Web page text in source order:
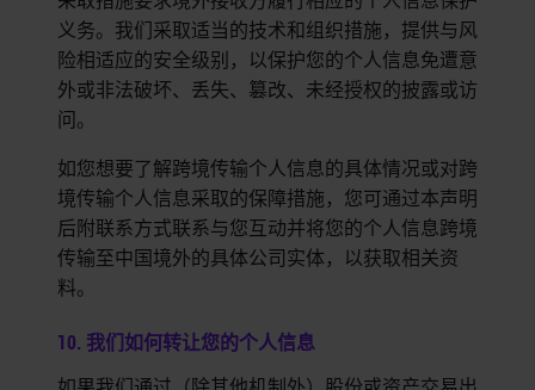
义务。我们采取适当的技术和组织措施，提供与风
险相适应的安全级别，以保护您的个人信息免遭意
外或非法破坏、丢失、篡改、未经授权的披露或访
问。
如您想要了解跨境传输个人信息的具体情况或对跨
境传输个人信息采取的保障措施，您可通过本声明
后附联系方式联系与您互动并将您的个人信息跨境
传输至中国境外的具体公司实体，以获取相关资
料。
10. 我们如何转让您的个人信息